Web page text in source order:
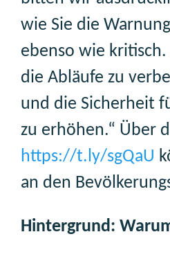
wie Sie die
ebenso wie
die Abläufe zu
und die Sicherheit
zu erhöhen.“ Über
https://t.ly/sgQaU
an den
Hintergrund: